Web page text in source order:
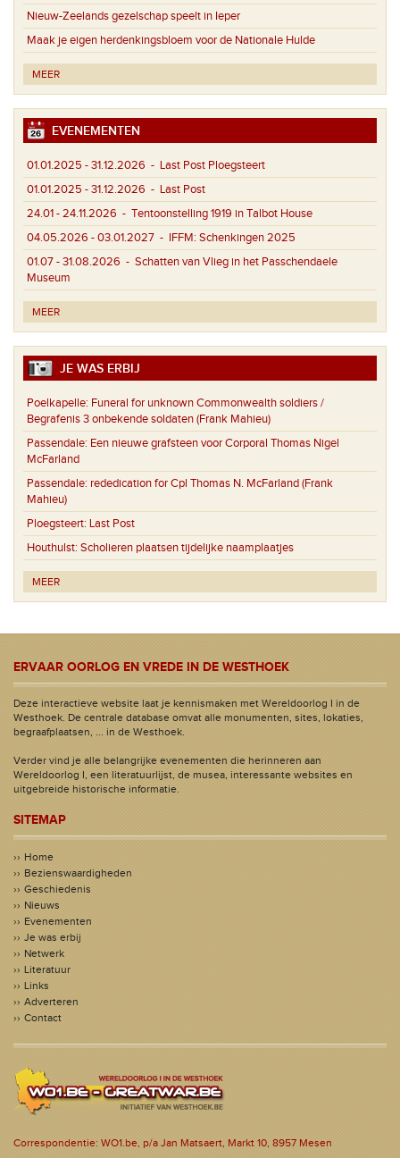
Nieuw-Zeelands gezelschap speelt in Ieper
Maak je eigen herdenkingsbloem voor de Nationale Hulde
MEER
EVENEMENTEN
01.01.2025 - 31.12.2026 - Last Post Ploegsteert
01.01.2025 - 31.12.2026 - Last Post
24.01 - 24.11.2026 - Tentoonstelling 1919 in Talbot House
04.05.2026 - 03.01.2027 - IFFM: Schenkingen 2025
01.07 - 31.08.2026 - Schatten van Vlieg in het Passchendaele
Museum
MEER
JE WAS ERBIJ
Poelkapelle: Funeral for unknown Commonwealth soldiers /
Begrafenis 3 onbekende soldaten (Frank Mahieu)
Passendale: Een nieuwe grafsteen voor Corporal Thomas Nigel
McFarland
Passendale: rededication for Cpl Thomas N. McFarland (Frank
Mahieu)
Ploegsteert: Last Post
Houthulst: Scholieren plaatsen tijdelijke naamplaatjes
MEER
ERVAAR OORLOG EN VREDE IN DE WESTHOEK
Deze interactieve website laat je kennismaken met Wereldoorlog I in de
Westhoek. De centrale database omvat alle monumenten, sites, lokaties,
begraafplaatsen, ... in de Westhoek.
Verder vind je alle belangrijke evenementen die herinneren aan
Wereldoorlog I, een literatuurlijst, de musea, interessante websites en
uitgebreide historische informatie.
SITEMAP
Home
Bezienswaardigheden
Geschiedenis
Nieuws
Evenementen
Je was erbij
Netwerk
Literatuur
Links
Adverteren
Contact
Correspondentie: WO1.be, p/a Jan Matsaert, Markt 10, 8957 Mesen